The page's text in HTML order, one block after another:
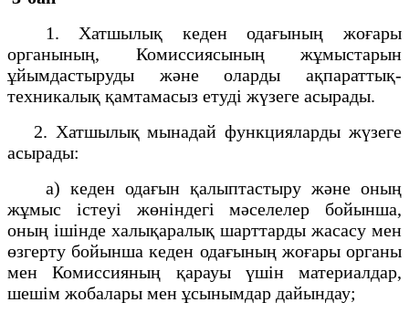
1. Хатшылық кеден одағының жоғары
органының, Комиссиясының жұмыстарын
ұйымдастыруды және оларды ақпараттық-
техникалық қамтамасыз етуді жүзеге асырады.
2. Хатшылық мынадай функцияларды жүзеге
асырады:
а) кеден одағын қалыптастыру және оның
жұмыс істеуі жөніндегі мәселелер бойынша,
оның ішінде халықаралық шарттарды жасасу мен
өзгерту бойынша кеден одағының жоғары органы
мен Комиссияның қарауы үшін материалдар,
шешім жобалары мен ұсынымдар дайындау;